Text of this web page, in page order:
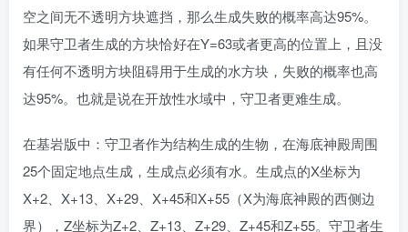
空之间无不透明方块遮挡，那么生成失败的概率高达95%。
如果守卫者生成的方块恰好在Y=63或者更高的位置上，且没
有任何不透明方块阻碍用于生成的水方块，失败的概率也高
达95%。也就是说在开放性水域中，守卫者更难生成。
在基岩版中：守卫者作为结构生成的生物，在海底神殿周围
25个固定地点生成，生成点必须有水。生成点的X坐标为
X+2、X+13、X+29、X+45和X+55（X为海底神殿的西侧边
界），Z坐标为Z+2、Z+13、Z+29、Z+45和Z+55。守卫者生